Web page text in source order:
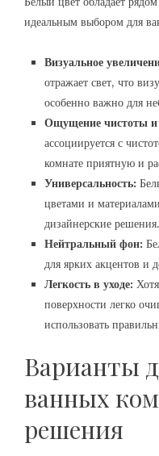
идеальным выбором для
Визуальное
отражает свет, что
особенно важно для
Ощущение чистоты и
ассоциируется с
комнате приятную и
Универсальность:
цветами и
дизайнерские решения.
Нейтральный фон:
для ярких акцентов и
Легкость в уходе:
поверхности легко
использовать
Варианты
ванных
решения